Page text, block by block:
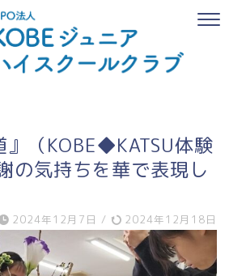
』（KOBE◆KATSU体験
の気持ちを華で表現し
2024年12月7日 / 2024年12月18日